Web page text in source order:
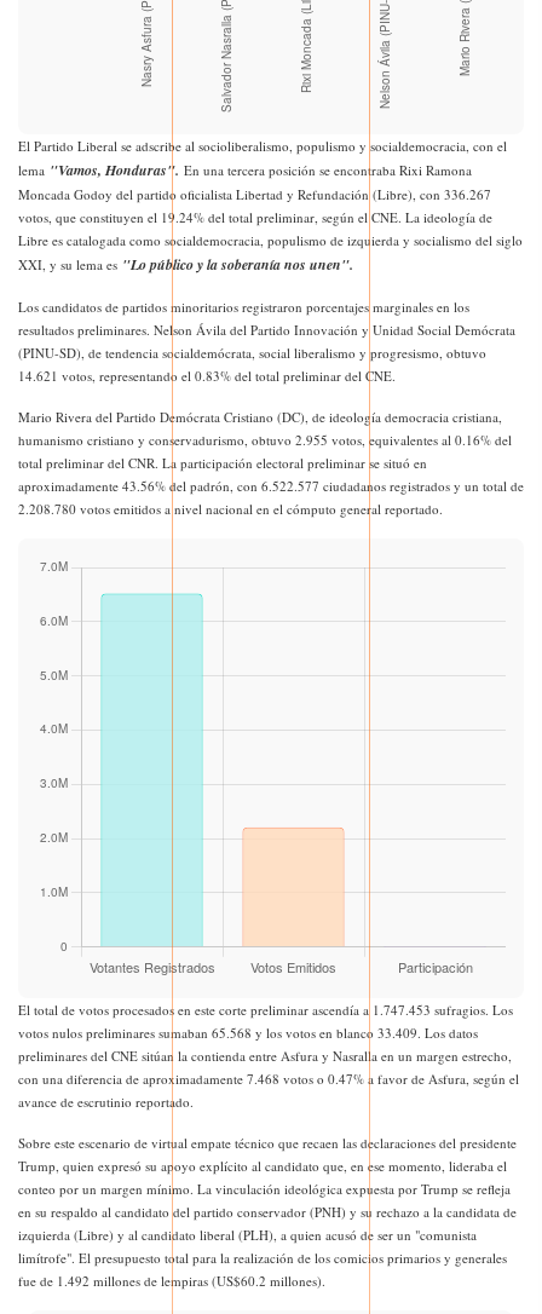
El Partido Liberal se adscribe al socioliberalismo, populismo y socialdemocracia, con el
lema "Vamos, Honduras". En una tercera posición se encontraba Rixi Ramona
Moncada Godoy del partido oficialista Libertad y Refundación (Libre), con 336.267
votos, que constituyen el 19.24% del total preliminar, según el CNE. La ideología de
Libre es catalogada como socialdemocracia, populismo de izquierda y socialismo del siglo
XXI, y su lema es "Lo público y la soberanía nos unen".
Los candidatos de partidos minoritarios registraron porcentajes marginales en los
resultados preliminares. Nelson Ávila del Partido Innovación y Unidad Social Demócrata
(PINU-SD), de tendencia socialdemócrata, social liberalismo y progresismo, obtuvo
14.621 votos, representando el 0.83% del total preliminar del CNE.
Mario Rivera del Partido Demócrata Cristiano (DC), de ideología democracia cristiana,
humanismo cristiano y conservadurismo, obtuvo 2.955 votos, equivalentes al 0.16% del
total preliminar del CNR. La participación electoral preliminar se situó en
aproximadamente 43.56% del padrón, con 6.522.577 ciudadanos registrados y un total de
2.208.780 votos emitidos a nivel nacional en el cómputo general reportado.
El total de votos procesados en este corte preliminar ascendía a 1.747.453 sufragios. Los
votos nulos preliminares sumaban 65.568 y los votos en blanco 33.409. Los datos
preliminares del CNE sitúan la contienda entre Asfura y Nasralla en un margen estrecho,
con una diferencia de aproximadamente 7.468 votos o 0.47% a favor de Asfura, según el
avance de escrutinio reportado.
Sobre este escenario de virtual empate técnico que recaen las declaraciones del presidente
Trump, quien expresó su apoyo explícito al candidato que, en ese momento, lideraba el
conteo por un margen mínimo. La vinculación ideológica expuesta por Trump se refleja
en su respaldo al candidato del partido conservador (PNH) y su rechazo a la candidata de
izquierda (Libre) y al candidato liberal (PLH), a quien acusó de ser un "comunista
limítrofe". El presupuesto total para la realización de los comicios primarios y generales
fue de 1.492 millones de lempiras (US$60.2 millones).